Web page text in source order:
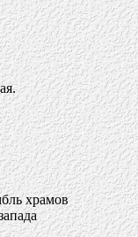
храмов